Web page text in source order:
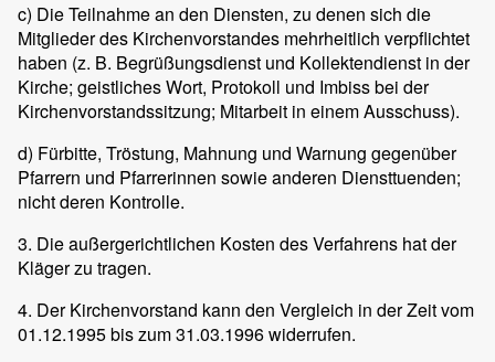
c) Die Teilnahme an den Diensten, zu denen sich die
Mitglieder des Kirchenvorstandes mehrheitlich verpflichtet
haben (z. B. Begrüßungsdienst und Kollektendienst in der
Kirche; geistliches Wort, Protokoll und Imbiss bei der
Kirchenvorstandssitzung; Mitarbeit in einem Ausschuss).
d) Fürbitte, Tröstung, Mahnung und Warnung gegenüber
Pfarrern und Pfarrerinnen sowie anderen Diensttuenden;
nicht deren Kontrolle.
3. Die außergerichtlichen Kosten des Verfahrens hat der
Kläger zu tragen.
4. Der Kirchenvorstand kann den Vergleich in der Zeit vom
01.12.1995 bis zum 31.03.1996 widerrufen.